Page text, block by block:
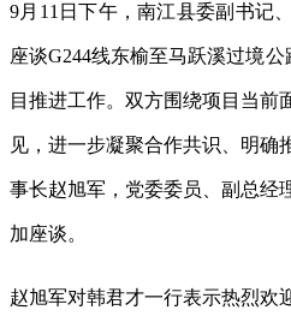
9月11日下午，南江县委副书记
座谈G244线东榆至马跃溪过境
目推进工作。双方围绕项目当前
见，进一步凝聚合作共识、明确
事长赵旭军，党委委员、副总经
加座谈。
赵旭军对韩君才一行表示热烈欢